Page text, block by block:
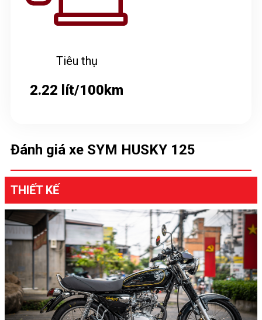
Tiêu thụ
2.22 lít/100km
Đánh giá xe SYM HUSKY 125
THIẾT KẾ